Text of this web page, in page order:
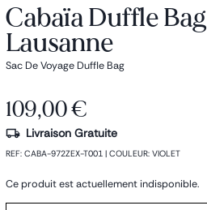
Cabaïa Duffle Bag
Lausanne
Sac De Voyage Duffle Bag
109,00 €
Livraison Gratuite
REF: CABA-972ZEX-T001 | COULEUR: VIOLET
Ce produit est actuellement indisponible.